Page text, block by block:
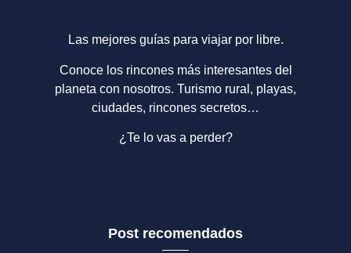
Las mejores guías para viajar por libre.
Conoce los rincones más interesantes del
planeta con nosotros. Turismo rural, playas,
ciudades, rincones secretos…
¿Te lo vas a perder?
Post recomendados